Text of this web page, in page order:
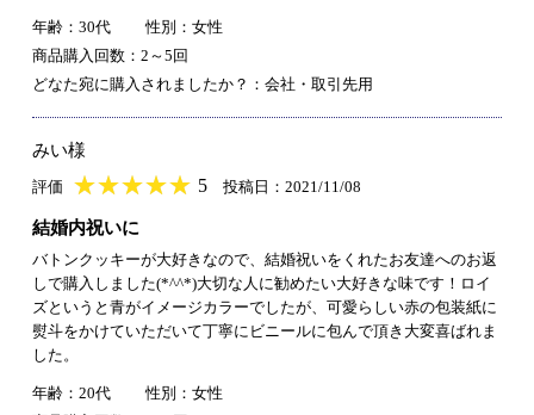
年齢：30代
性別：女性
商品購入回数：2～5回
どなた宛に購入されましたか？：会社・取引先用
みい様
評価 ★★★★★
★★★★★ 5 投稿日：2021/11/08
結婚内祝いに
バトンクッキーが大好きなので、結婚祝いをくれたお友達へのお返
しで購入しました(*^^*)大切な人に勧めたい大好きな味です！ロイ
ズというと青がイメージカラーでしたが、可愛らしい赤の包装紙に
熨斗をかけていただいて丁寧にビニールに包んで頂き大変喜ばれま
した。
年齢：20代
性別：女性